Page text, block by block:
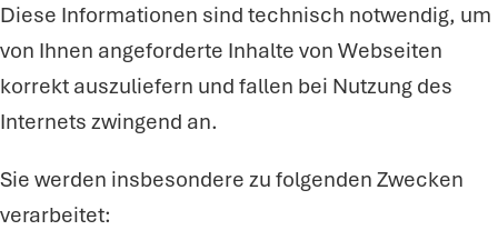
Diese Informationen sind technisch notwendig, um
von Ihnen angeforderte Inhalte von Webseiten
korrekt auszuliefern und fallen bei Nutzung des
Internets zwingend an.
Sie werden insbesondere zu folgenden Zwecken
verarbeitet: